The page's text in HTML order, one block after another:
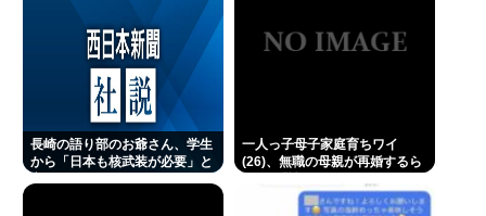
ド壊れなくて買う理由が見つからない
及川光博、56歳の “おめでた婚” に祝福続々 SNSで
は「檀れいと離婚してたの？」驚く声も
【世論調査】ウクライナ戦争を特に支持する属性。
男性・高齢者・富裕層・モスクワ在住・主な情報源
テレビ
楽しんご、神田うのの印象を率直に吐露「あまりに
長崎の語り部のお爺さん、学生
から「日本も核武装が必要」と
一人っ子母子家庭育ちワイ
(26)、無職の母親が再婚するら